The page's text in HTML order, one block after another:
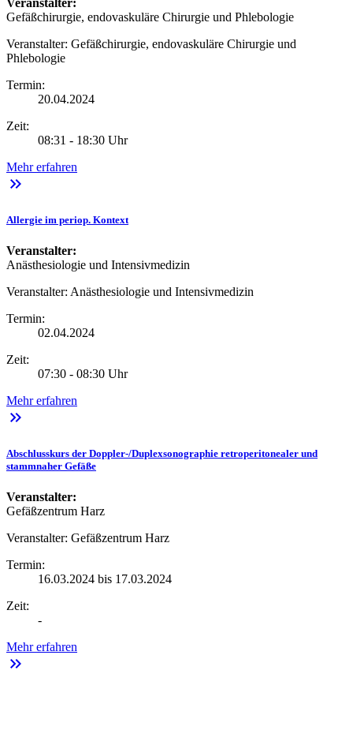
Gefäßchirurgie, endovaskuläre Chirurgie und Phlebologie
Veranstalter: Gefäßchirurgie, endovaskuläre Chirurgie und
Phlebologie
Termin:
20.04.2024
Zeit:
08:31 - 18:30 Uhr
Mehr erfahren
keyboard_double_arrow_right
Allergie im periop. Kontext
Veranstalter:
Anästhesiologie und Intensivmedizin
Veranstalter: Anästhesiologie und Intensivmedizin
Termin:
02.04.2024
Zeit:
07:30 - 08:30 Uhr
Mehr erfahren
keyboard_double_arrow_right
Abschlusskurs der Doppler-/Duplexsonographie retroperitonealer und
stammnaher Gefäße
Veranstalter:
Gefäßzentrum Harz
Veranstalter: Gefäßzentrum Harz
Termin:
16.03.2024 bis 17.03.2024
Zeit:
-
Mehr erfahren
keyboard_double_arrow_right